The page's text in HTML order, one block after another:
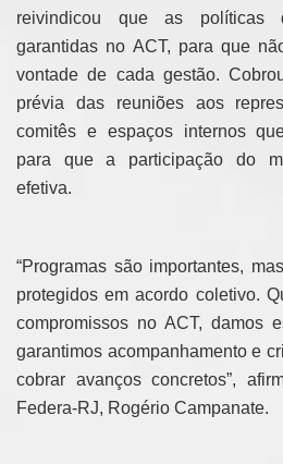
reivindicou que as políticas
garantidas no ACT, para que
vontade de cada gestão.
prévia das reuniões aos
comitês e espaços internos
para que a participação do
efetiva.
“Programas são importantes,
protegidos em acordo coletivo.
compromissos no ACT, damos
garantimos acompanhamento e
cobrar avanços concretos”,
Federa-RJ, Rogério Campanate.